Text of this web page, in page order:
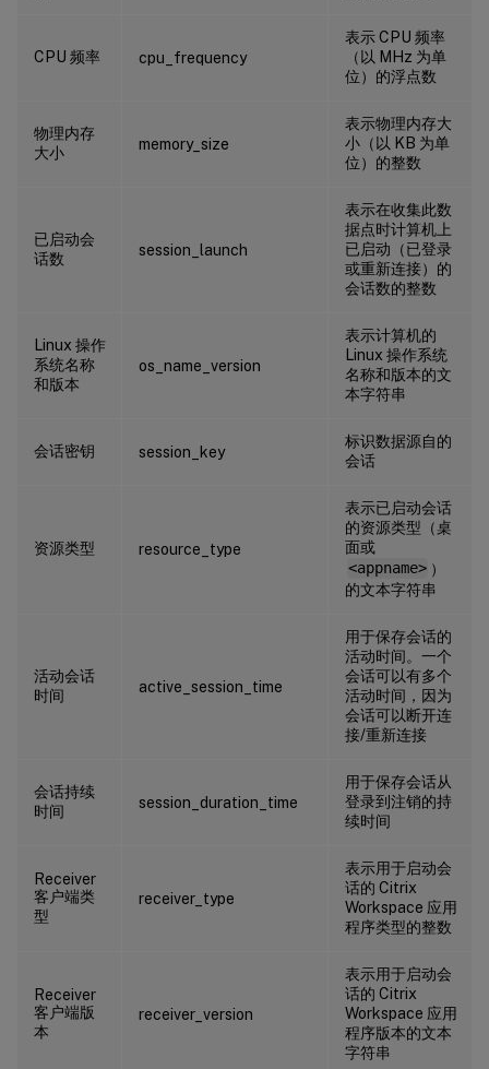
CPU 频率 cpu_frequency
表示 CPU 频率
（以 MHz 为单
位）的浮点数
物理内存
大小
memory_size
表示物理内存大
小（以 KB 为单
位）的整数
已启动会
话数
session_launch
表示在收集此数
据点时计算机上
已启动（已登录
或重新连接）的
会话数的整数
Linux 操作
系统名称
和版本
os_name_version
表示计算机的
Linux 操作系统
名称和版本的文
本字符串
会话密钥 session_key
标识数据源自的
会话
资源类型 resource_type
表示已启动会话
的资源类型（桌
面或
<appname> ）
的文本字符串
活动会话
时间
active_session_time
用于保存会话的
活动时间。一个
会话可以有多个
活动时间，因为
会话可以断开连
接/重新连接
会话持续
时间
session_duration_time
用于保存会话从
登录到注销的持
续时间
Receiver
客户端类
型
receiver_type
表示用于启动会
话的 Citrix
Workspace 应用
程序类型的整数
Receiver
客户端版
本
receiver_version
表示用于启动会
话的 Citrix
Workspace 应用
程序版本的文本
字符串